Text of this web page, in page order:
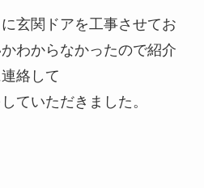
玄関ドアを工事させてお
わからなかったので紹介
絡して
ていただきました。